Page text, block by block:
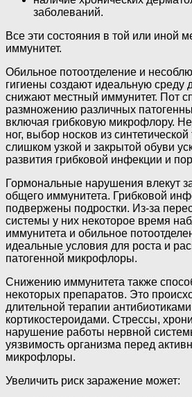
заболеваний.
Все эти состояния в той или иной
иммунитет.
Обильное потоотделение и
гигиены создают идеальную среду
снижают местный иммунитет. Пот
размножению различных
включая грибковую микрофлору.
ног, выбор носков из
слишком узкой и закрытой обуви
развития грибковой инфекции и
Гормональные нарушения влекут
общего иммунитета. Грибковой
подвержены подростки. Из-за
системы у них некоторое время
иммунитета и обильное
идеальные условия для роста и
патогенной микрофлоры.
Снижению иммунитета также
некоторых препаратов. Это
длительной терапии
кортикостероидами. Стрессы,
нарушение работы нервной
уязвимость организма перед
микрофлоры.
Увеличить риск заражение может: